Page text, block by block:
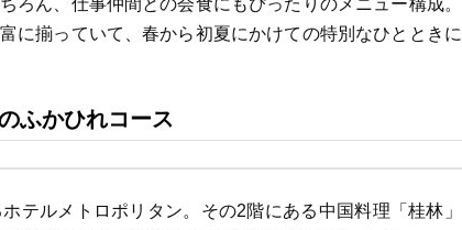
ろん、仕事仲間との会食にもぴったりのメニュー構成
に揃っていて、春から初夏にかけての特別なひととき
ふかひれコース
テルメトロポリタン。その2階にある中国料理「桂林